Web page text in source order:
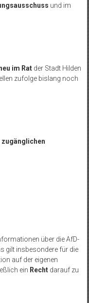
und im
im Ratder Stadt Hilden
zufolge bislang noch
über die AfD-
gilt insbesondere für die
auf der eigenen
ein Rechtdarauf zu